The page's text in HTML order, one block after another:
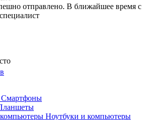
отправлено. В ближайшее время с
Смартфоны
Ноутбуки и компьютеры
plait.ru